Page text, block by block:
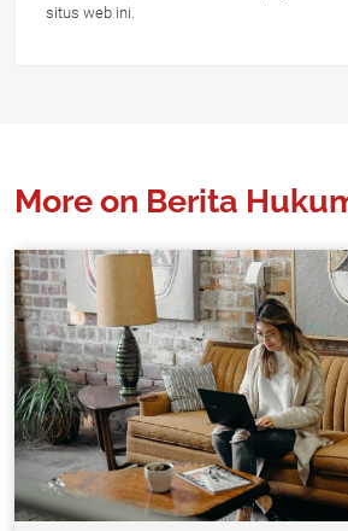
situs web ini.
More on Berita